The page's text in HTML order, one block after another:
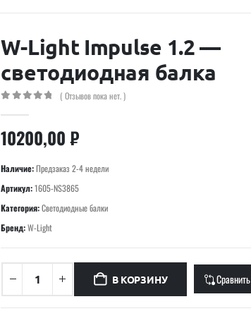
W-Light Impulse 1.2 —
светодиодная балка
( Отзывов пока нет. )
10200,00₽
Наличие:Предзаказ 2-4 недели
Артикул:1605-NS3865
Категория:Светодиодные балки
Бренд:W-Light
В КОРЗИНУ Сравнить